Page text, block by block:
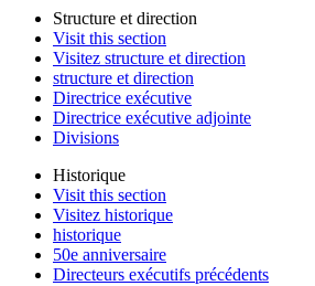
Structure et direction
Visit this section
Visitez structure et direction
structure et direction
Directrice exécutive
Directrice exécutive adjointe
Divisions
Historique
Visit this section
Visitez historique
historique
50e anniversaire
Directeurs exécutifs précédents